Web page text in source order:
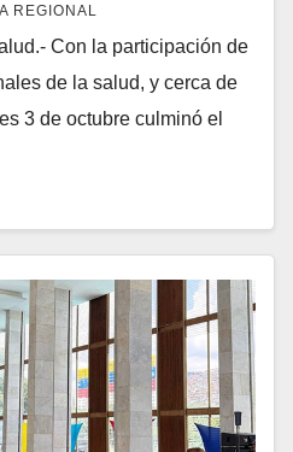
REGIONAL
Con la participación de
de la salud, y cerca de
3 de octubre culminó el